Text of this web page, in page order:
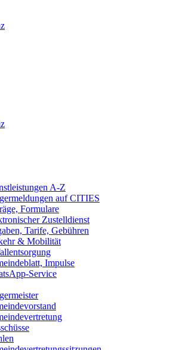
A-Z
auf CITIES
Formulare
Zustelldienst
Tarife, Gebühren
& Mobilität
Impulse
Service